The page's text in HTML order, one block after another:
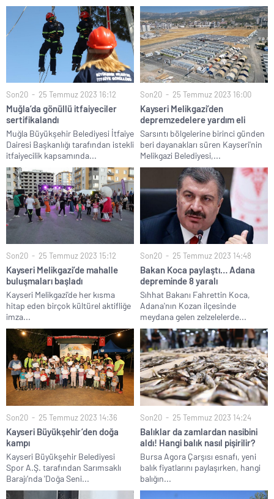
Son20 25 Temmuz 2023 16:12
Muğla’da gönüllü itfaiyeciler
sertifikalandı
Muğla Büyükşehir Belediyesi İtfaiye
Dairesi Başkanlığı tarafından istekli
itfaiyecilik kapsamında...
Son20 25 Temmuz 2023 16:00
Kayseri Melikgazi’den
depremzedelere yardım eli
Sarsıntı bölgelerine birinci günden
beri dayanakları süren Kayseri'nin
Melikgazi Belediyesi,...
Son20 25 Temmuz 2023 15:12
Kayseri Melikgazi’de mahalle
buluşmaları başladı
Kayseri Melikgazi'de her kısma
hitap eden birçok kültürel aktifliğe
imza...
Son20 25 Temmuz 2023 14:48
Bakan Koca paylaştı… Adana
depreminde 8 yaralı
Sıhhat Bakanı Fahrettin Koca,
Adana'nın Kozan ilçesinde
meydana gelen zelzelelerde...
Son20 25 Temmuz 2023 14:36
Kayseri Büyükşehir’den doğa
kampı
Kayseri Büyükşehir Belediyesi
Spor A.Ş. tarafından Sarımsaklı
Barajı’nda 'Doğa Seni...
Son20 25 Temmuz 2023 14:24
Balıklar da zamlardan nasibini
aldı! Hangi balık nasıl pişirilir?
Bursa Agora Çarşısı esnafı, yeni
balık fiyatlarını paylaşırken, hangi
balığın...